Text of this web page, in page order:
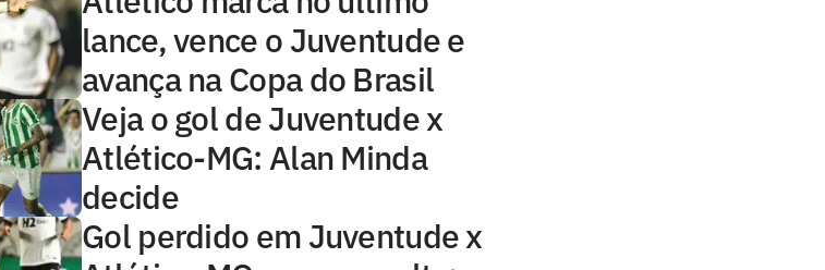
lance, vence o Juventude e
avança na Copa do Brasil
Veja o gol de Juventude x
Atlético-MG: Alan Minda
decide
Gol perdido em Juventude x